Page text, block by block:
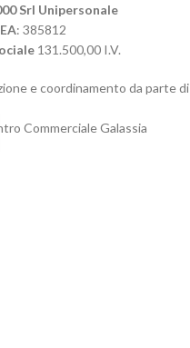
Srl Unipersonale
: 385812
131.500,00 I.V.
e coordinamento da parte di
Commerciale Galassia